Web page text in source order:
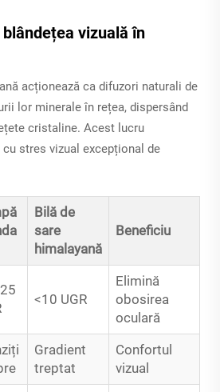
vizuală în
acționează ca difuzori naturali de
lor minerale în rețea, dispersând
cristaline. Acest lucru
stres vizual excepțional de
Bilă de
sare
himalayană
Beneficiu
<10 UGR
Elimină
obosirea
oculară
Gradient
treptat
Confortul
vizual